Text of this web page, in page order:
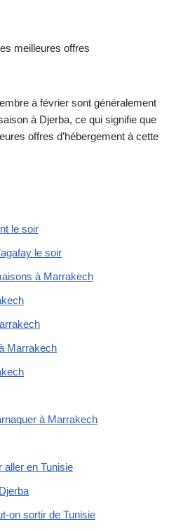
meilleures offres
à février sont généralement
à Djerba, ce qui signifie que
offres d’hébergement à cette
le soir
le soir
à Marrakech
Marrakech
à Marrakech
aller en Tunisie
on sortir de Tunisie